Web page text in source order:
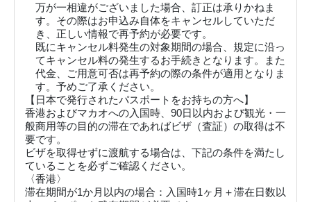
万が一相違がございました場合、訂正は承りかねま
す。その際はお申込み自体をキャンセルしていただ
き、正しい情報で再予約が必要です。
既にキャンセル料発生の対象期間の場合、規定に沿っ
てキャンセル料の発生するお手続きとなります。また
代金、ご用意可否は再予約の際の条件が適用となりま
す。予めご了承ください。
【日本で発行されたパスポートをお持ちの方へ】
香港およびマカオへの入国時、90日以内および観光・一
般商用等の目的の滞在であればビザ（査証）の取得は不
要です。
ビザを取得せずに渡航する場合は、下記の条件を満たし
ていることを必ずご確認ください。
〈香港〉
滞在期間が1か月以内の場合：入国時1ヶ月＋滞在日数以